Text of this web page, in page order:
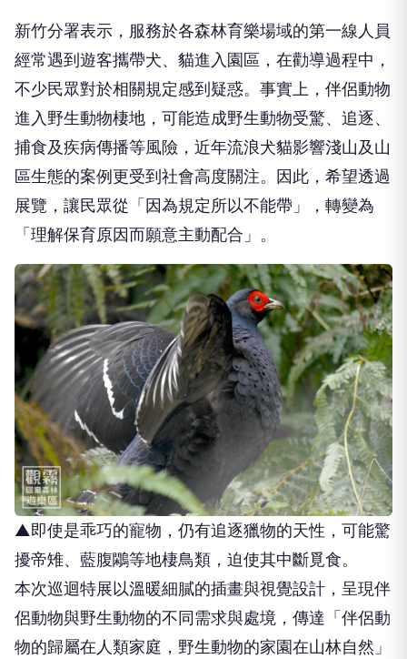
新竹分署表示，服務於各森林育樂場域的第一線人員
經常遇到遊客攜帶犬、貓進入園區，在勸導過程中，
不少民眾對於相關規定感到疑惑。事實上，伴侶動物
進入野生動物棲地，可能造成野生動物受驚、追逐、
捕食及疾病傳播等風險，近年流浪犬貓影響淺山及山
區生態的案例更受到社會高度關注。因此，希望透過
展覽，讓民眾從「因為規定所以不能帶」，轉變為
「理解保育原因而願意主動配合」。
▲即使是乖巧的寵物，仍有追逐獵物的天性，可能驚
擾帝雉、藍腹鷴等地棲鳥類，迫使其中斷覓食。
本次巡迴特展以溫暖細膩的插畫與視覺設計，呈現伴
侶動物與野生動物的不同需求與處境，傳達「伴侶動
物的歸屬在人類家庭，野生動物的家園在山林自然」